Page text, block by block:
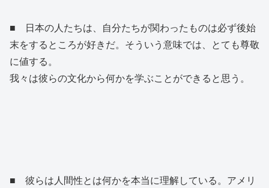
■ 日本の人たちは、自分たちが関わったものは必ず後始
末をするところが好きだ。そういう意味では、とても尊敬
に値する。
我々は彼らの文化から何かを学ぶことができると思う。
■ 彼らは人間性とは何かを本当に理解している。アメリ